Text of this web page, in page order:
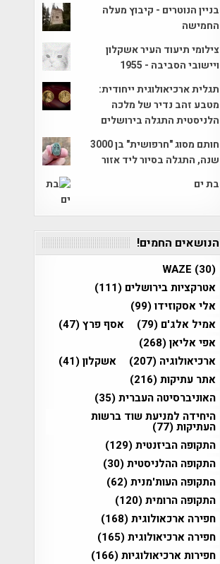
בניין הנוטרים - קיבוץ מעלה
החמישה
צילומי תיעוד העיר אשקלון
ויישובי הסביבה - 1955
תגלית ארכיאולוגית ייחודית:
מטבע זהב נדיר של מלכה
הלניסטית התגלה בירושלים
חותם מסוג "חרפושית" בן 3000
שנה, התגלה בסיור ליד אזור
בת ים
הנושאים החמים!
WAZE (30)
אטרקציות בירושלים (111)
אלי אסקוזידו(99)
אמיל אלג'ם (79) אסף פרץ(47)
אפי אליאן(268)
ארכיאולוגיה (207) אשקלון(41)
אתר עתיקות(216)
האוניברסיטה העברית(35)
היחידה למניעת שוד ברשות
העתיקות(77)
התקופה הביזנטית(129)
התקופה ההלניסטית(30)
התקופה העות'מנית(62)
התקופה הרומית(120)
חפירה ארכאולוגית(168)
חפירה ארכיאולוגית(165)
חפירות ארכיאולוגיות(166)